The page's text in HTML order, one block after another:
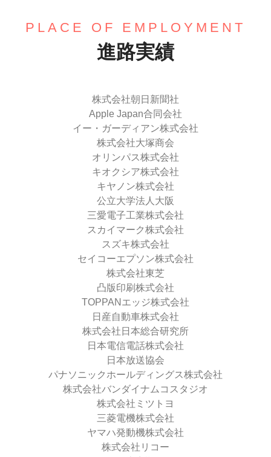
PLACE OF EMPLOYMENT
進路実績
株式会社朝日新聞社
Apple Japan合同会社
イー・ガーディアン株式会社
株式会社大塚商会
オリンパス株式会社
キオクシア株式会社
キヤノン株式会社
公立大学法人大阪
三愛電子工業株式会社
スカイマーク株式会社
スズキ株式会社
セイコーエプソン株式会社
株式会社東芝
凸版印刷株式会社
TOPPANエッジ株式会社
日産自動車株式会社
株式会社日本総合研究所
日本電信電話株式会社
日本放送協会
パナソニックホールディングス株式会社
株式会社バンダイナムコスタジオ
株式会社ミツトヨ
三菱電機株式会社
ヤマハ発動機株式会社
株式会社リコー